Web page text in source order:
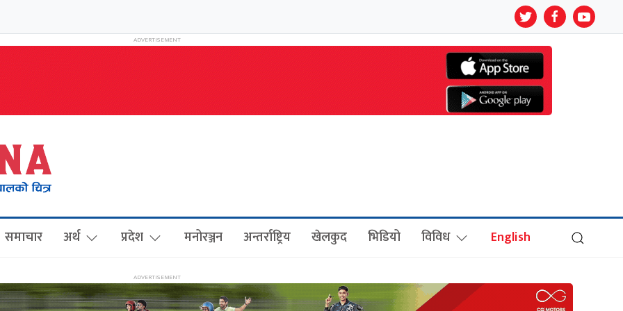
समाचार अर्थ प्रदेश मनोरञ्जन अन्तर्राष्ट्रिय खेलकुद भिडियो विविध English